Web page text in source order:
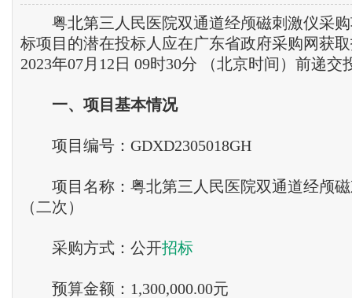
粤北第三人民医院双通道经颅磁刺激仪采购
标项目的潜在投标人应在广东省政府采购网获
2023年07月12日 09时30分 （北京时间）前递交
一、 项目基本情况
项目编号：GDXD2305018GH
项目名称：粤北第三人民医院双通道经颅磁
（二次）
采购方式：公开招标
预算金额：1,300,000.00元